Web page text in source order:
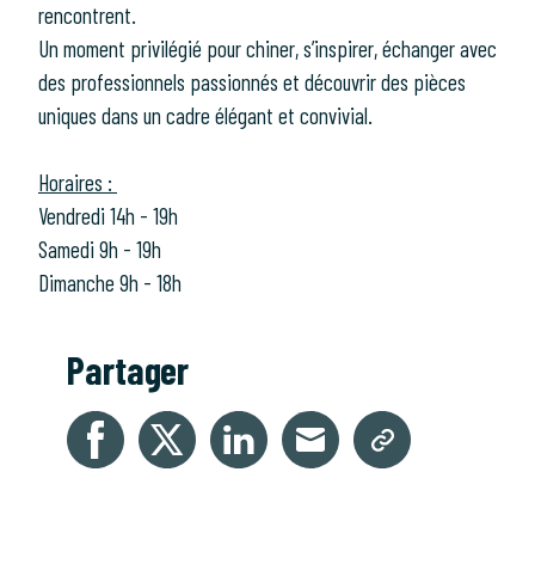
rencontrent.
Un moment privilégié pour chiner, s’inspirer, échanger avec
des professionnels passionnés et découvrir des pièces
uniques dans un cadre élégant et convivial.
Horaires :
Vendredi 14h - 19h
Samedi 9h - 19h
Dimanche 9h - 18h
Partager